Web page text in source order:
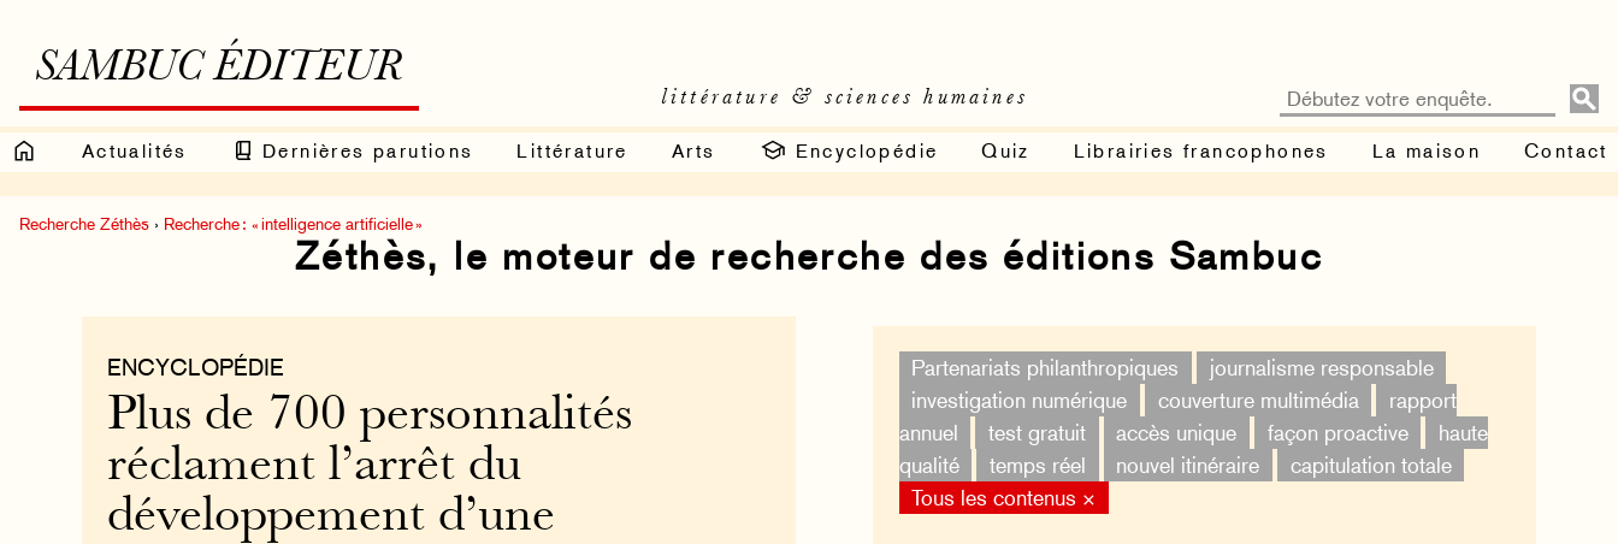
SAMBUC ÉDITEUR
littérature & sciences humaines
Actualités Dernières parutions Littérature Arts Encyclopédie Quiz Librairies francophones La maison Contact
Recherche Zéthès › Recherche : « intelligence artificielle »
Zéthès, le moteur de recherche des éditions Sambuc
Partenariats philanthropiques
journalisme responsable
investigation numérique
couverture multimédia
rapport
annuel
test gratuit accès unique façon proactive
haute
qualité
temps réel nouvel itinéraire
capitulation totale
Tous les contenus ×
ENCYCLOPÉDIE
Plus de 700 personnalités
réclament l’arrêt du
développement d’une